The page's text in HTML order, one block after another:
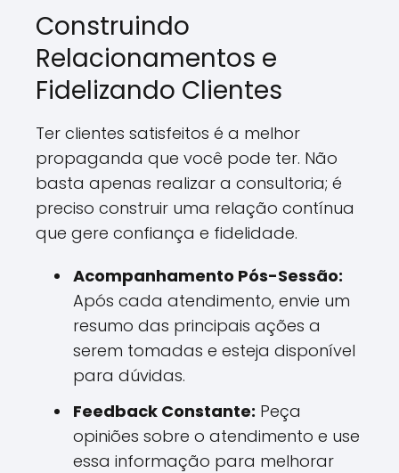
Construindo
Relacionamentos e
Fidelizando Clientes
Ter clientes satisfeitos é a melhor
propaganda que você pode ter. Não
basta apenas realizar a consultoria; é
preciso construir uma relação contínua
que gere confiança e fidelidade.
Acompanhamento Pós-Sessão:
Após cada atendimento, envie um
resumo das principais ações a
serem tomadas e esteja disponível
para dúvidas.
Feedback Constante: Peça
opiniões sobre o atendimento e use
essa informação para melhorar